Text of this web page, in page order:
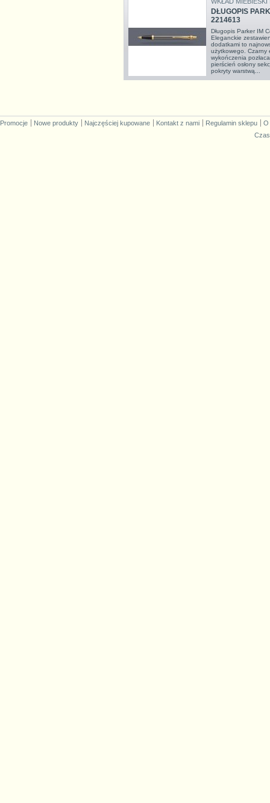
DŁUGOPIS
2214613
Długopis Parker IM
Eleganckie
dodatkami to
użytkowego. Czarny
wykończenia
pierścień osłony
pokryty warstwą...
Promocje Nowe produkty Najczęściej kupowane Kontakt z nami Regulamin sklepu
O